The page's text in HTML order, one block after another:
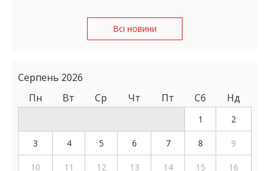
Всі новини
Серпень 2026
Пн
Вт Ср Чт Пт Сб Нд
1 2
3 4 5 6 7 8 9
10 11 12 13 14 15 16